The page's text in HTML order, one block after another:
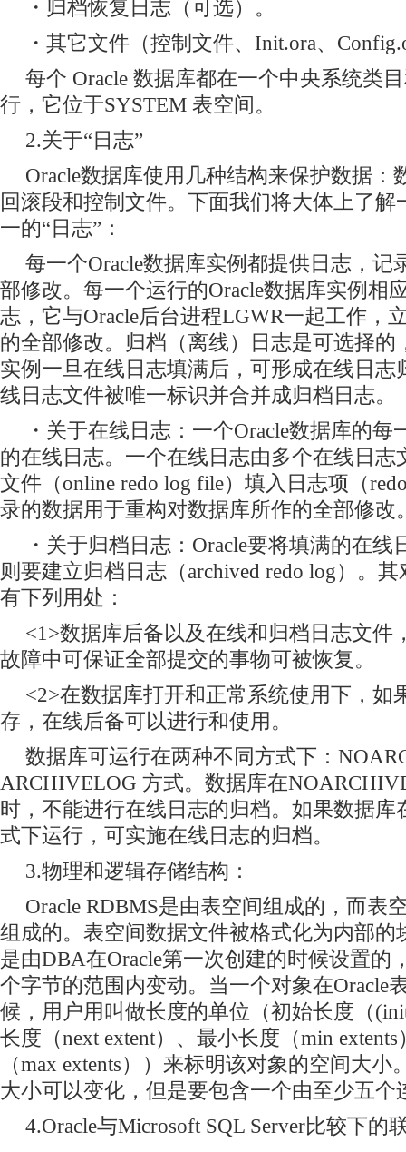
・归档恢复日志（可选）。
・其它文件（控制文件、Init.ora、
每个 Oracle 数据库都在一个中央系统类
行，它位于SYSTEM 表空间。
2.关于“日志”
Oracle数据库使用几种结构来保护数据：
回滚段和控制文件。下面我们将大体上了解
一的“日志”：
每一个Oracle数据库实例都提供日志，记
部修改。每一个运行的Oracle数据库实例相
志，它与Oracle后台进程LGWR一起工作，
的全部修改。归档（离线）日志是可选择的
实例一旦在线日志填满后，可形成在线日志
线日志文件被唯一标识并合并成归档日志。
・关于在线日志：一个Oracle数据库的
的在线日志。一个在线日志由多个在线日志
文件（online redo log file）填入日志项（
录的数据用于重构对数据库所作的全部修改
・关于归档日志：Oracle要将填满的在
则要建立归档日志（archived redo log）。
有下列用处：
<1>数据库后备以及在线和归档日志文件
故障中可保证全部提交的事物可被恢复。
<2>在数据库打开和正常系统使用下，如
存，在线后备可以进行和使用。
数据库可运行在两种不同方式下：
ARCHIVELOG 方式。数据库在
时，不能进行在线日志的归档。如果数据库
式下运行，可实施在线日志的归档。
3.物理和逻辑存储结构：
Oracle RDBMS是由表空间组成的，而表
组成的。表空间数据文件被格式化为内部的
是由DBA在Oracle第一次创建的时候设置的
个字节的范围内变动。当一个对象在Oracle
候，用户用叫做长度的单位（初始长度（
长度（next extent）、最小长度（min
（max extents））来标明该对象的空间大小
大小可以变化，但是要包含一个由至少五个
4.Oracle与Microsoft SQL Server比较下的